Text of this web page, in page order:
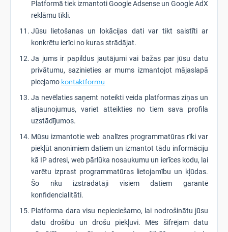
Platformā tiek izmantoti Google Adsense un Google AdX
reklāmu tīkli.
Jūsu lietošanas un lokācijas dati var tikt saistīti ar
konkrētu ierīci no kuras strādājat.
Ja jums ir papildus jautājumi vai bažas par jūsu datu
privātumu, sazinieties ar mums izmantojot mājaslapā
pieejamo kontaktformu
Ja nevēlaties saņemt noteikti veida platformas ziņas un
atjaunojumus, variet atteikties no tiem sava profila
uzstādījumos.
Mūsu izmantotie web analīzes programmatūras rīki var
piekļūt anonīmiem datiem un izmantot tādu informāciju
kā IP adresi, web pārlūka nosaukumu un ierīces kodu, lai
varētu izprast programmatūras lietojamību un kļūdas.
Šo rīku izstrādātāji visiem datiem garantē
konfidencialitāti.
Platforma dara visu nepieciešamo, lai nodrošinātu jūsu
datu drošību un drošu piekļuvi. Mēs šifrējam datu